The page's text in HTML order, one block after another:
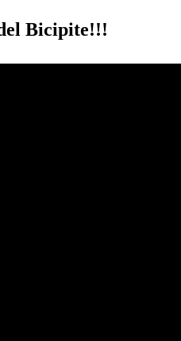
Bicipite!!!